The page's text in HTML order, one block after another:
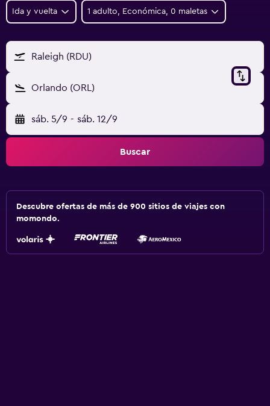
Ida y vuelta 1 adulto, Económica, 0 maletas
Raleigh (RDU)
Orlando (ORL)
sáb. 5/9 - sáb. 12/9
Buscar
Descubre ofertas de más de 900 sitios de viajes con
momondo.